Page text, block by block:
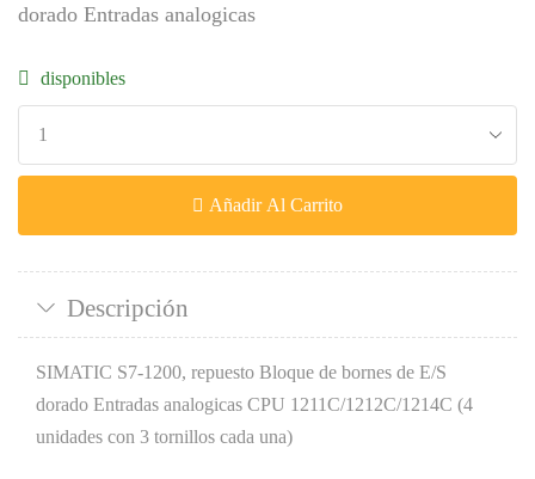
dorado Entradas analogicas
disponibles
Añadir Al Carrito
Descripción
SIMATIC S7-1200, repuesto Bloque de bornes de E/S
dorado Entradas analogicas CPU 1211C/1212C/1214C (4
unidades con 3 tornillos cada una)